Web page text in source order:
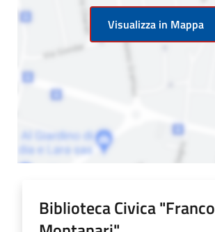
Visualizza in Mappa
Biblioteca Civica "Franco